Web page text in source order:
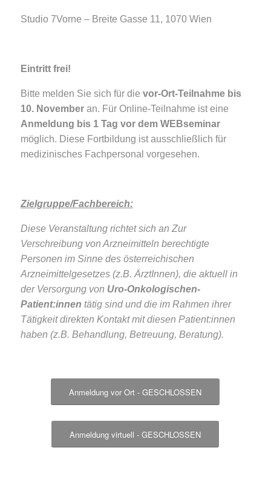
Studio 7Vorne – Breite Gasse 11, 1070 Wien
Eintritt frei!
Bitte melden Sie sich für die vor-Ort-Teilnahme bis
10. Novemberan. Für Online-Teilnahme ist eine
Anmeldung bis 1 Tag vor dem WEBseminar
möglich. Diese Fortbildung ist ausschließlich für
medizinisches Fachpersonal vorgesehen.
Zielgruppe/Fachbereich:
Diese Veranstaltung richtet sich an Zur
Verschreibung von Arzneimitteln berechtigte
Personen im Sinne des österreichischen
Arzneimittelgesetzes (z.B. ÄrztInnen), die aktuell in
der Versorgung von Uro-Onkologischen-
Patient:innen tätig sind und die im Rahmen ihrer
Tätigkeit direkten Kontakt mit diesen Patient:innen
haben (z.B. Behandlung, Betreuung, Beratung).
Anmeldung vor Ort - GESCHLOSSEN
Anmeldung virtuell - GESCHLOSSEN